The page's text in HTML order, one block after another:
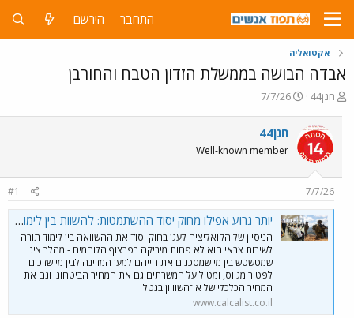
התחבר הירשם
אקטואליה
אבדה הבושה בממשלת הזדון הטבח והחורבן
פ
ח
ה
ו
ש
א
חנן44
פ
ס
ם
ת
י
ך
7/7/26
חנן44
Well-known member
7/7/26
#1
יותר גרוע אפילו מחוק יסוד ההשתמטות: להשוות בין לימוד תורה לשירות צבאי | כלכליסט
הניסיון של הקואליציה לעגן בחוק יסוד את ההשוואה בין לימוד תורה
לשירות צבאי הוא לא פחות מיריקה בפרצוף הלוחמים - מהלך ציני
שמטשטש בין מי שמסכנים את חייהם למען המדינה לבין מי שזוכים
לפטור מגיוס, ומטיל על המשרתים גם את המחיר הביטחוני וגם את
המחיר הכלכלי של אי־השוויון בנטל
www.calcalist.co.il